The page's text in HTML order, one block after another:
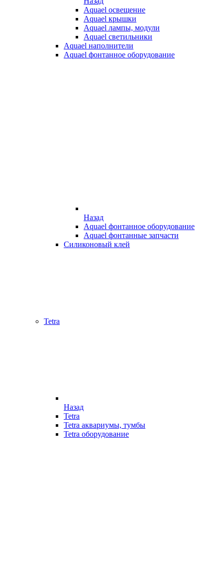
Aquael освещение
Aquael крышки
Aquael лампы, модули
Aquael светильники
Aquael наполнители
Aquael фонтанное оборудование
Назад
Aquael фонтанное оборудование
Aquael фонтанные запчасти
Силиконовый клей
Tetra
Назад
Tetra
Tetra аквариумы, тумбы
Tetra оборудование